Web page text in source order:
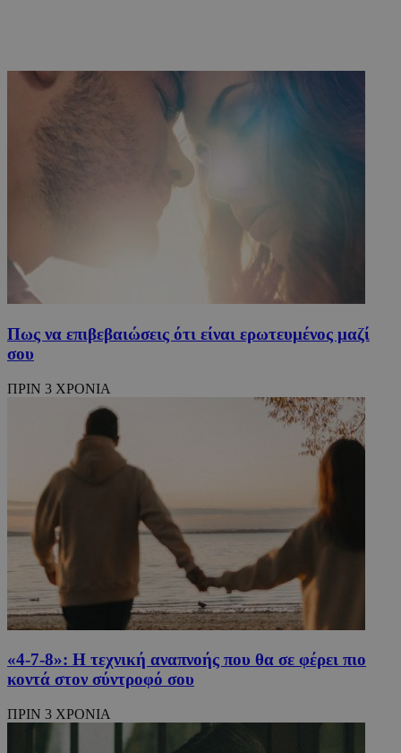
Πως να επιβεβαιώσεις ότι είναι ερωτευμένος μαζί
σου
ΠΡΙΝ 3 ΧΡΟΝΙΑ
«4-7-8»: H τεχνική αναπνοής που θα σε φέρει πιο
κοντά στον σύντροφό σου
ΠΡΙΝ 3 ΧΡΟΝΙΑ